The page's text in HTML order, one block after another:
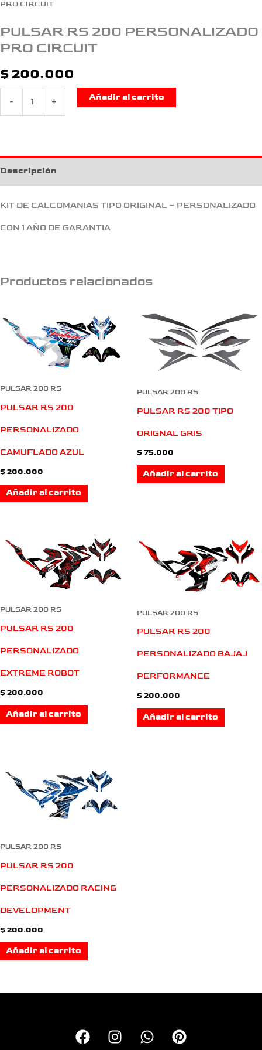
PRO CIRCUIT
PULSAR RS 200 PERSONALIZADO
PRO CIRCUIT
$ 200.000
- +
Añadir al carrito
Descripción
KIT DE CALCOMANIAS TIPO ORIGINAL – PERSONALIZADO
CON 1 AÑO DE GARANTIA
Productos relacionados
PULSAR 200 RS
PULSAR RS 200
PERSONALIZADO
CAMUFLADO AZUL
$ 200.000
Añadir al carrito
PULSAR 200 RS
PULSAR RS 200 TIPO
ORIGNAL GRIS
$ 75.000
Añadir al carrito
PULSAR 200 RS
PULSAR RS 200
PERSONALIZADO
EXTREME ROBOT
$ 200.000
Añadir al carrito
PULSAR 200 RS
PULSAR RS 200
PERSONALIZADO BAJAJ
PERFORMANCE
$ 200.000
Añadir al carrito
PULSAR 200 RS
PULSAR RS 200
PERSONALIZADO RACING
DEVELOPMENT
$ 200.000
Añadir al carrito